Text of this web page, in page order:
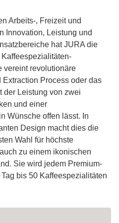
Arbeits-, Freizeit und
Innovation, Leistung und
hat JURA die
vereint revolutionäre
Process oder das
der Leistung von zwei
und einer
Wünsche offen lässt. In
Design macht dies die
Wahl für höchste
zu einem ikonischen
Sie wird jedem Premium-
bis 50 Kaffeespezialitäten